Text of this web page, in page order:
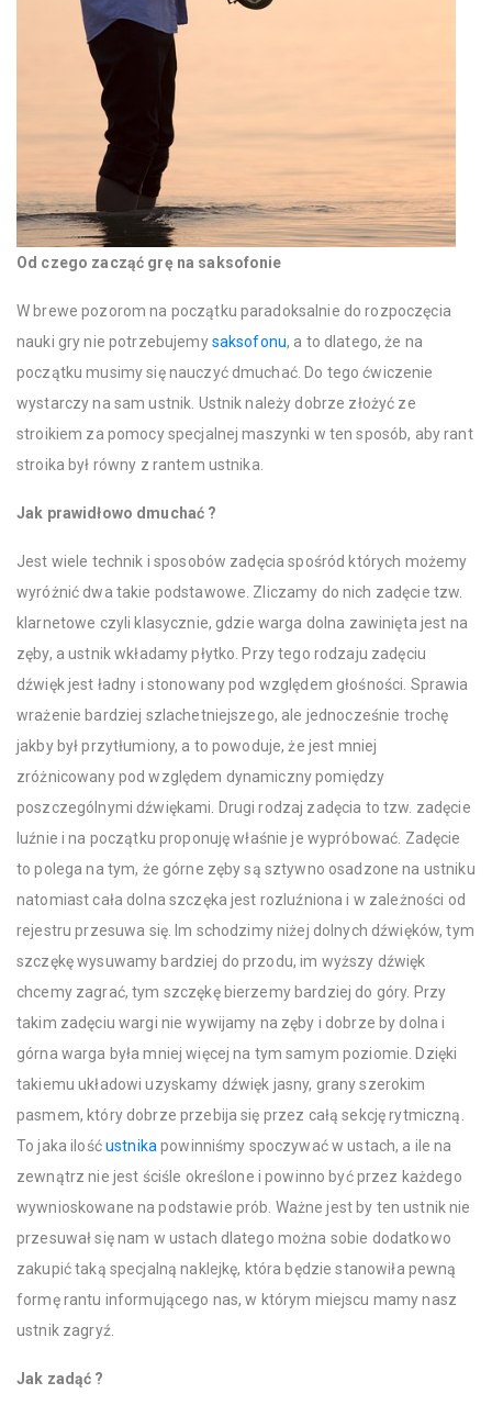
Od czego zacząć grę na saksofonie
W brewe pozorom na początku paradoksalnie do rozpoczęcia
nauki gry nie potrzebujemysaksofonu, a to dlatego, że na
początku musimy się nauczyć dmuchać. Do tego ćwiczenie
wystarczy na sam ustnik. Ustnik należy dobrze złożyć ze
stroikiem za pomocy specjalnej maszynki w ten sposób, aby rant
stroika był równy z rantem ustnika.
Jak prawidłowo dmuchać ?
Jest wiele technik i sposobów zadęcia spośród których możemy
wyróżnić dwa takie podstawowe. Zliczamy do nich zadęcie tzw.
klarnetowe czyli klasycznie, gdzie warga dolna zawinięta jest na
zęby, a ustnik wkładamy płytko. Przy tego rodzaju zadęciu
dźwięk jest ładny i stonowany pod względem głośności. Sprawia
wrażenie bardziej szlachetniejszego, ale jednocześnie trochę
jakby był przytłumiony, a to powoduje, że jest mniej
zróżnicowany pod względem dynamiczny pomiędzy
poszczególnymi dźwiękami. Drugi rodzaj zadęcia to tzw. zadęcie
luźnie i na początku proponuję właśnie je wypróbować. Zadęcie
to polega na tym, że górne zęby są sztywno osadzone na ustniku
natomiast cała dolna szczęka jest rozluźniona i w zależności od
rejestru przesuwa się. Im schodzimy niżej dolnych dźwięków, tym
szczękę wysuwamy bardziej do przodu, im wyższy dźwięk
chcemy zagrać, tym szczękę bierzemy bardziej do góry. Przy
takim zadęciu wargi nie wywijamy na zęby i dobrze by dolna i
górna warga była mniej więcej na tym samym poziomie. Dzięki
takiemu układowi uzyskamy dźwięk jasny, grany szerokim
pasmem, który dobrze przebija się przez całą sekcję rytmiczną.
To jaka ilośćustnika powinniśmy spoczywać w ustach, a ile na
zewnątrz nie jest ściśle określone i powinno być przez każdego
wywnioskowane na podstawie prób. Ważne jest by ten ustnik nie
przesuwał się nam w ustach dlatego można sobie dodatkowo
zakupić taką specjalną naklejkę, która będzie stanowiła pewną
formę rantu informującego nas, w którym miejscu mamy nasz
ustnik zagryź.
Jak zadąć ?